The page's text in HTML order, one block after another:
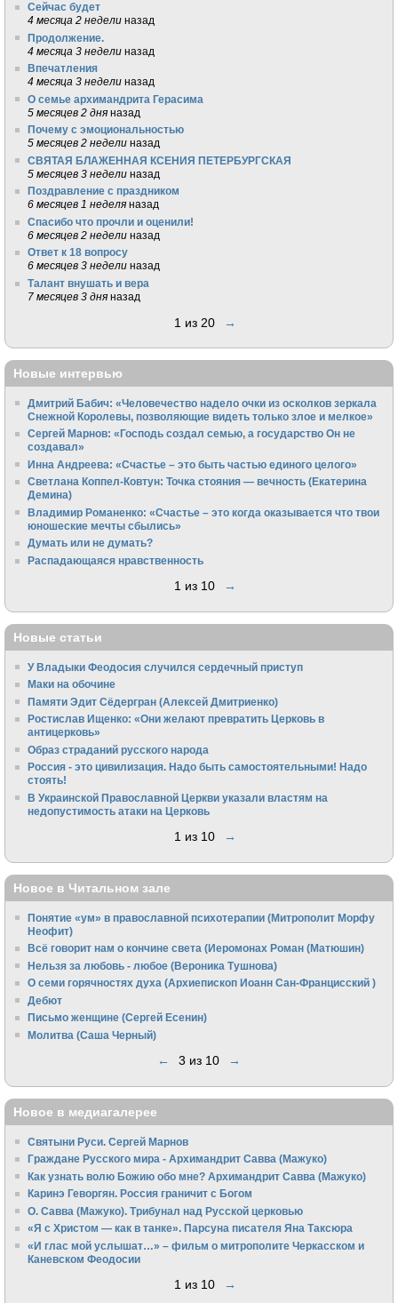
Сейчас будет
4 месяца 2 недели назад
Продолжение.
4 месяца 3 недели назад
Впечатления
4 месяца 3 недели назад
О семье архимандрита Герасима
5 месяцев 2 дня назад
Почему с эмоциональностью
5 месяцев 2 недели назад
СВЯТАЯ БЛАЖЕННАЯ КСЕНИЯ ПЕТЕРБУРГСКАЯ
5 месяцев 3 недели назад
Поздравление с праздником
6 месяцев 1 неделя назад
Спасибо что прочли и оценили!
6 месяцев 2 недели назад
Ответ к 18 вопросу
6 месяцев 3 недели назад
Талант внушать и вера
7 месяцев 3 дня назад
1 из 20 →
Новые интервью
Дмитрий Бабич: «Человечество надело очки из осколков зеркала
Снежной Королевы, позволяющие видеть только злое и мелкое»
Сергей Марнов: «Господь создал семью, а государство Он не
создавал»
Инна Андреева: «Счастье – это быть частью единого целого»
Светлана Коппел-Ковтун: Точка стояния — вечность (Екатерина
Демина)
Владимир Романенко: «Счастье – это когда оказывается что твои
юношеские мечты сбылись»
Думать или не думать?
Распадающаяся нравственность
1 из 10 →
Новые статьи
У Владыки Феодосия случился сердечный приступ
Маки на обочине
Памяти Эдит Сёдергран (Алексей Дмитриенко)
Ростислав Ищенко: «Они желают превратить Церковь в
антицерковь»
Образ страданий русского народа
Россия - это цивилизация. Надо быть самостоятельными! Надо
стоять!
В Украинской Православной Церкви указали властям на
недопустимость атаки на Церковь
1 из 10 →
Новое в Читальном зале
Понятие «ум» в православной психотерапии (Митрополит Морфу
Неофит)
Всё говорит нам о кончине света (Иеромонах Роман (Матюшин)
Нельзя за любовь - любое (Вероника Тушнова)
О семи горячностях духа (Архиепископ Иоанн Сан-Францисский )
Дебют
Письмо женщине (Сергей Есенин)
Молитва (Саша Черный)
← 3 из 10 →
Новое в медиагалерее
Святыни Руси. Сергей Марнов
Граждане Русского мира - Архимандрит Савва (Мажуко)
Как узнать волю Божию обо мне? Архимандрит Савва (Мажуко)
Каринэ Геворгян. Россия граничит с Богом
О. Савва (Мажуко). Трибунал над Русской церковью
«Я с Христом — как в танке». Парсуна писателя Яна Таксюра
«И глас мой услышат…» – фильм о митрополите Черкасском и
Каневском Феодосии
1 из 10 →